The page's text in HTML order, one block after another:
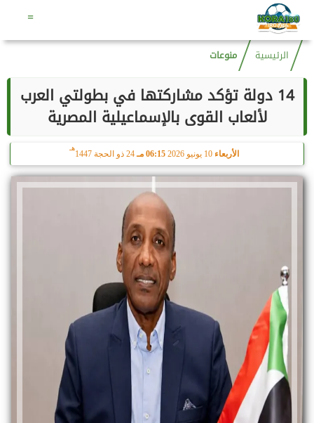
=
الرئيسية منوعات
14 دولة تؤكد مشاركتها في بطولتي العرب
لألعاب القوى بالإسماعيلية المصرية
الأربعاء 06:15 مـ 24 ذو الحجة 1447
هـ